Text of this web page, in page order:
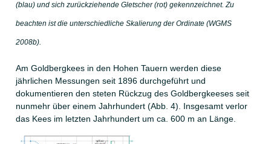
(blau) und sich zurückziehende Gletscher (rot) gekennzeichnet. Zu
beachten ist die unterschiedliche Skalierung der Ordinate (WGMS
2008b).
Am Goldbergkees in den Hohen Tauern werden diese
jährlichen Messungen seit 1896 durchgeführt und
dokumentieren den steten Rückzug des Goldbergkeeses seit
nunmehr über einem Jahrhundert (Abb. 4). Insgesamt verlor
das Kees im letzten Jahrhundert um ca. 600 m an Länge.